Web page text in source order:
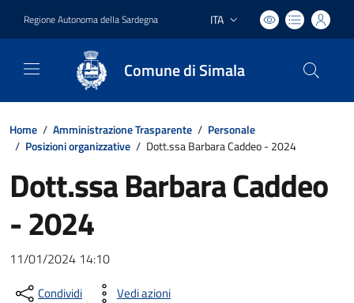
Regione Autonoma della Sardegna Lingua attiva:
ITA
Comune di Simala
Home / Amministrazione Trasparente / Personale
/ Posizioni organizzative / Dott.ssa Barbara Caddeo - 2024
Dott.ssa Barbara Caddeo
- 2024
11/01/2024 14:10
Condividi Vedi azioni